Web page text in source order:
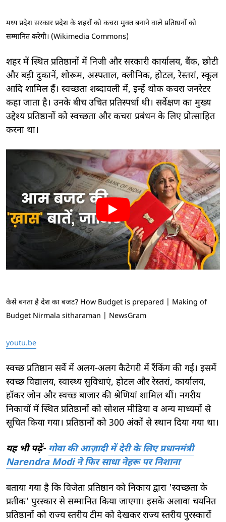
मध्य प्रदेश सरकार प्रदेश के शहरों को कचरा मुक्त बनाने वाले प्रतिष्ठानों को
सम्मानित करेगी। (Wikimedia Commons)
शहर में स्थित प्रतिष्ठानों में निजी और सरकारी कार्यालय, बैंक, छोटी
और बड़ी दुकानें, शोरूम, अस्पताल, क्लीनिक, होटल, रेस्तरां, स्कूल
आदि शामिल हैं। स्वच्छता शब्दावली में, इन्हें थोक कचरा जनरेटर
कहा जाता है। उनके बीच उचित प्रतिस्पर्धा थी। सर्वेक्षण का मुख्य
उद्देश्य प्रतिष्ठानों को स्वच्छता और कचरा प्रबंधन के लिए प्रोत्साहित
करना था।
कैसे बनता है देश का बजट? How Budget is prepared | Making of
Budget Nirmala sitharaman | NewsGram
youtu.be
स्वच्छ प्रतिष्ठान सर्वे में अलग-अलग कैटेगरी में रैंकिंग की गई। इसमें
स्वच्छ विद्यालय, स्वास्थ्य सुविधाएं, होटल और रेस्तरां, कार्यालय,
हॉकर जोन और स्वच्छ बाजार की श्रेणियां शामिल थीं। नगरीय
निकायों में स्थित प्रतिष्ठानों को सोशल मीडिया व अन्य माध्यमों से
सूचित किया गया। प्रतिष्ठानों को 300 अंकों से स्थान दिया गया था।
यह भी पढ़ें- गोवा की आज़ादी में देरी के लिए प्रधानमंत्री
Narendra Modi ने फिर साधा नेहरू पर निशाना
बताया गया है कि विजेता प्रतिष्ठान को निकाय द्वारा 'स्वच्छता के
प्रतीक' पुरस्कार से सम्मानित किया जाएगा। इसके अलावा चयनित
प्रतिष्ठानों को राज्य स्तरीय टीम को देखकर राज्य स्तरीय पुरस्कारों